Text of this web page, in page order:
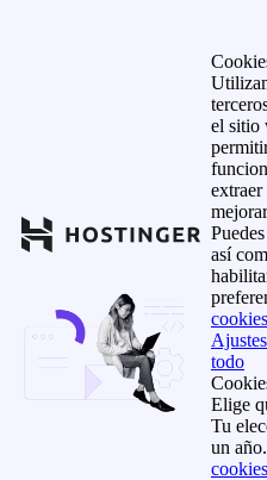
el sitio
extraer
así
cookies
Ajustes
todo
Elige
Tu
un año.
cookies